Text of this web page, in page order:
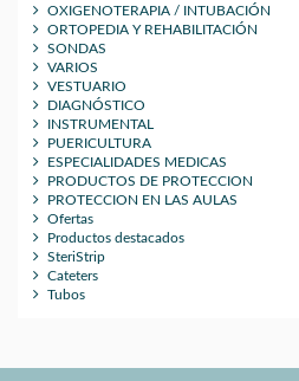
OXIGENOTERAPIA / INTUBACIÓN
ORTOPEDIA Y REHABILITACIÓN
SONDAS
VARIOS
VESTUARIO
DIAGNÓSTICO
INSTRUMENTAL
PUERICULTURA
ESPECIALIDADES MEDICAS
PRODUCTOS DE PROTECCION
PROTECCION EN LAS AULAS
Ofertas
Productos destacados
SteriStrip
Cateters
Tubos